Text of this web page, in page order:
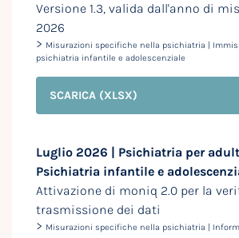
Versione 1.3, valida dall'anno di
2026
> Misurazioni specifiche nella psichiatria |
psichiatria infantile e adolescenziale
SCARICA (XLSX)
Luglio 2026 | Psichiatria per
Psichiatria infantile e
Attivazione di moniq 2.0 per la
trasmissione dei dati
> Misurazioni specifiche nella psichiatria |